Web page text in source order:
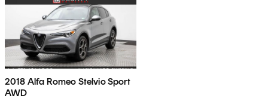
2018 Alfa Romeo Stelvio Sport
AWD